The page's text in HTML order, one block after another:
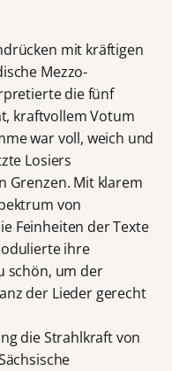
mit kräftigen
Mezzo-
die fünf
kraftvollem Votum
war voll, weich und
Losiers
Grenzen. Mit klarem
von
Feinheiten der Texte
ihre
schön, um der
der Lieder gerecht
die Strahlkraft von